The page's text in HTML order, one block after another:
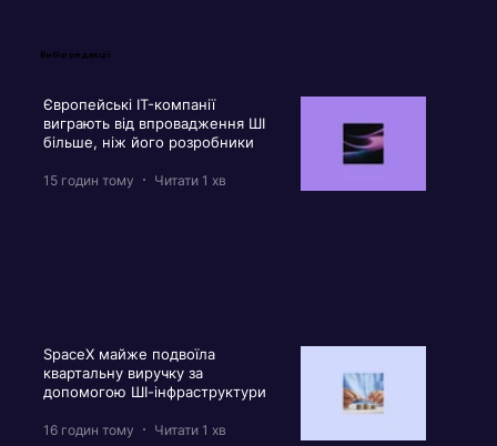
Вибір редакції
Європейські IT-компанії
виграють від впровадження ШІ
більше, ніж його розробники
15 годин тому Читати 1 хв
SpaceX майже подвоїла
квартальну виручку за
допомогою ШІ-інфраструктури
16 годин тому Читати 1 хв